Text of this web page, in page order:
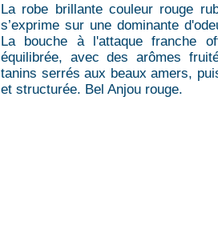
La robe brillante couleur rouge
s’exprime sur une dominante
La bouche à l'attaque franche
équilibrée, avec des arômes
tanins serrés aux beaux amers,
et structurée. Bel Anjou rouge.